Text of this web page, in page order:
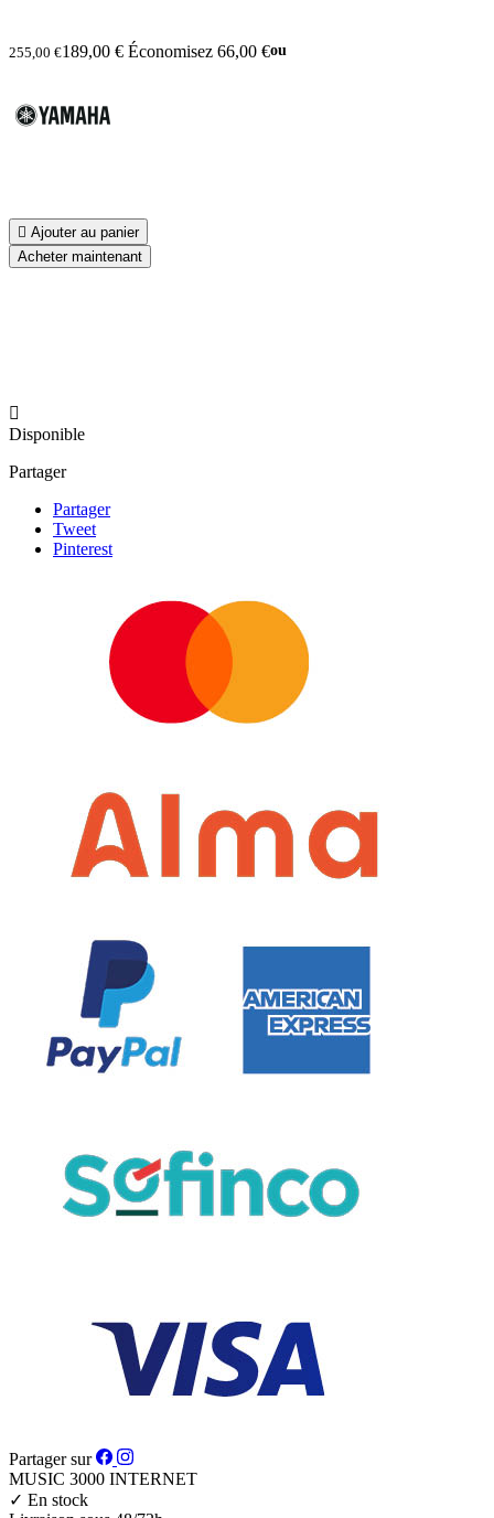
255,00 €189,00 € Économisez 66,00 €ou
 Ajouter au panier
Acheter maintenant

Disponible
Partager
Partager
Tweet
Pinterest
Partager sur
MUSIC 3000 INTERNET
✓ En stock